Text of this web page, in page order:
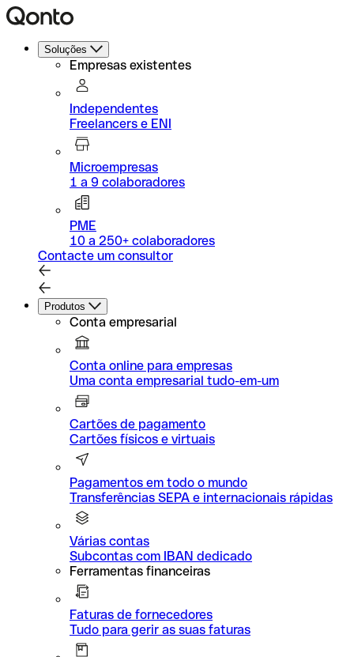
Soluções
Empresas existentes
Independentes
Freelancers e ENI
Microempresas
1 a 9 colaboradores
PME
10 a 250+ colaboradores
Contacte um consultor
Produtos
Conta empresarial
Conta online para empresas
Uma conta empresarial tudo-em-um
Cartões de pagamento
Cartões físicos e virtuais
Pagamentos em todo o mundo
Transferências SEPA e internacionais rápidas
Várias contas
Subcontas com IBAN dedicado
Ferramentas financeiras
Faturas de fornecedores
Tudo para gerir as suas faturas